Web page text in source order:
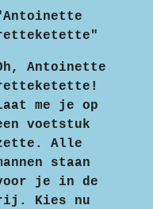
Antoinette
me je op
voetstuk
Alle
staan
je in de
Kies nu